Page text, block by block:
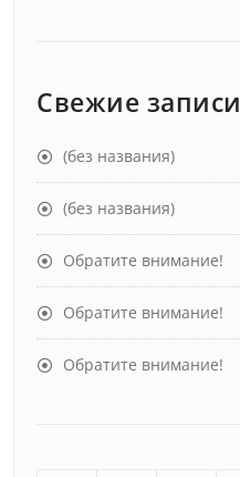
Свежие записи
(без названия)
(без названия)
Обратите внимание!
Обратите внимание!
Обратите внимание!